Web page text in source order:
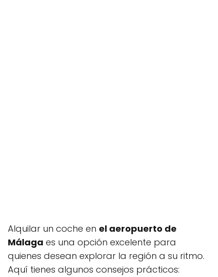
Alquilar un coche en el aeropuerto de
Málaga es una opción excelente para
quienes desean explorar la región a su ritmo.
Aquí tienes algunos consejos prácticos: